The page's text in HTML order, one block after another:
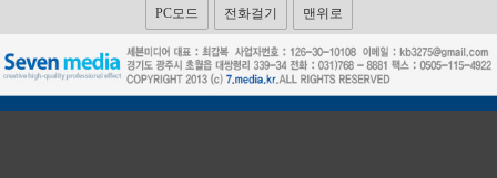
PC모드 전화걸기 맨위로